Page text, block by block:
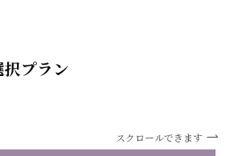
択プラン
スクロールできます